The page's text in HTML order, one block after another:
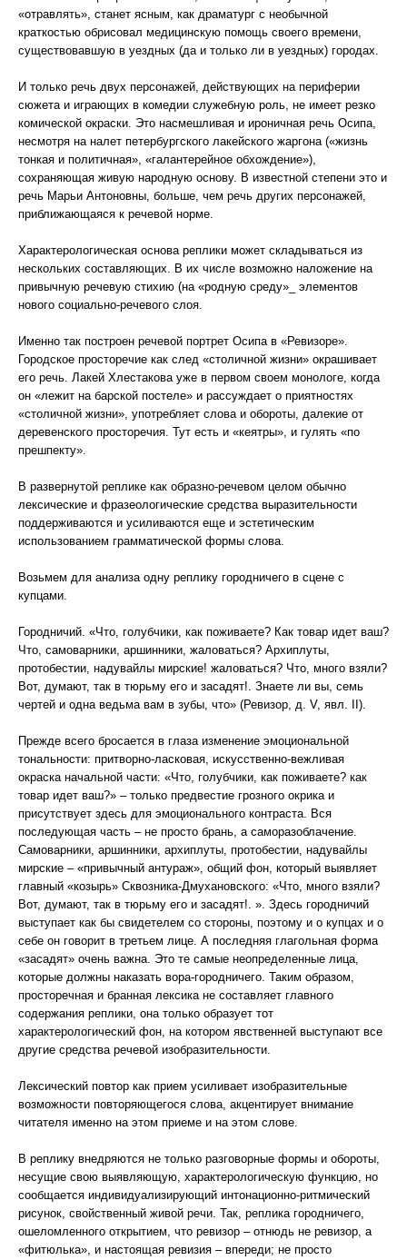
«отравлять», станет ясным, как драматург с необычной
краткостью обрисовал медицинскую помощь своего времени,
существовавшую в уездных (да и только ли в уездных) городах.
И только речь двух персонажей, действующих на периферии
сюжета и играющих в комедии служебную роль, не имеет резко
комической окраски. Это насмешливая и ироничная речь Осипа,
несмотря на налет петербургского лакейского жаргона («жизнь
тонкая и политичная», «галантерейное обхождение»),
сохраняющая живую народную основу. В известной степени это и
речь Марьи Антоновны, больше, чем речь других персонажей,
приближающаяся к речевой норме.
Характерологическая основа реплики может складываться из
нескольких составляющих. В их числе возможно наложение на
привычную речевую стихию (на «родную среду»_ элементов
нового социально-речевого слоя.
Именно так построен речевой портрет Осипа в «Ревизоре».
Городское просторечие как след «столичной жизни» окрашивает
его речь. Лакей Хлестакова уже в первом своем монологе, когда
он «лежит на барской постеле» и рассуждает о приятностях
«столичной жизни», употребляет слова и обороты, далекие от
деревенского просторечия. Тут есть и «кеятры», и гулять «по
прешпекту».
В развернутой реплике как образно-речевом целом обычно
лексические и фразеологические средства выразительности
поддерживаются и усиливаются еще и эстетическим
использованием грамматической формы слова.
Возьмем для анализа одну реплику городничего в сцене с
купцами.
Городничий. «Что, голубчики, как поживаете? Как товар идет ваш?
Что, самоварники, аршинники, жаловаться? Архиплуты,
протобестии, надувайлы мирские! жаловаться? Что, много взяли?
Вот, думают, так в тюрьму его и засадят!. Знаете ли вы, семь
чертей и одна ведьма вам в зубы, что» (Ревизор, д. V, явл. II).
Прежде всего бросается в глаза изменение эмоциональной
тональности: притворно-ласковая, искусственно-вежливая
окраска начальной части: «Что, голубчики, как поживаете? как
товар идет ваш?» – только предвестие грозного окрика и
присутствует здесь для эмоционального контраста. Вся
последующая часть – не просто брань, а саморазоблачение.
Самоварники, аршинники, архиплуты, протобестии, надувайлы
мирские – «привычный антураж», общий фон, который выявляет
главный «козырь» Сквозника-Дмухановского: «Что, много взяли?
Вот, думают, так в тюрьму его и засадят!. ». Здесь городничий
выступает как бы свидетелем со стороны, поэтому и о купцах и о
себе он говорит в третьем лице. А последняя глагольная форма
«засадят» очень важна. Это те самые неопределенные лица,
которые должны наказать вора-городничего. Таким образом,
просторечная и бранная лексика не составляет главного
содержания реплики, она только образует тот
характерологический фон, на котором явственней выступают все
другие средства речевой изобразительности.
Лексический повтор как прием усиливает изобразительные
возможности повторяющегося слова, акцентирует внимание
читателя именно на этом приеме и на этом слове.
В реплику внедряются не только разговорные формы и обороты,
несущие свою выявляющую, характерологическую функцию, но
сообщается индивидуализирующий интонационно-ритмический
рисунок, свойственный живой речи. Так, реплика городничего,
ошеломленного открытием, что ревизор – отнюдь не ревизор, а
«фитюлька», и настоящая ревизия – впереди; не просто